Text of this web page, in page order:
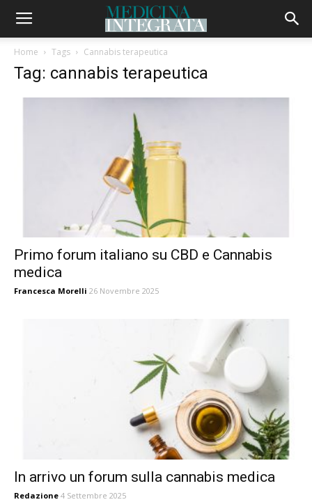
Home Tags Cannabis terapeutica
Tag: cannabis terapeutica
Primo forum italiano su CBD e Cannabis
medica
Francesca Morelli 26 Novembre 2025
In arrivo un forum sulla cannabis medica
Redazione 4 Settembre 2025